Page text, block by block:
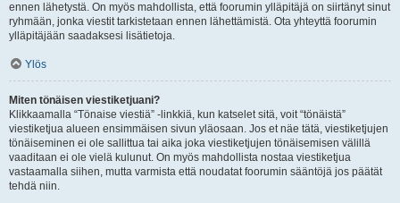
ennen lähetystä. On myös mahdollista, että foorumin ylläpitäjä on siirtänyt sinut
ryhmään, jonka viestit tarkistetaan ennen lähettämistä. Ota yhteyttä foorumin
ylläpitäjään saadaksesi lisätietoja.
Ylös
Miten tönäisen viestiketjuani?
Klikkaamalla “Tönaise viestiä” -linkkiä, kun katselet sitä, voit “tönäistä”
viestiketjua alueen ensimmäisen sivun yläosaan. Jos et näe tätä, viestiketjujen
tönäiseminen ei ole sallittua tai aika joka viestiketjujen tönäisemisen välillä
vaaditaan ei ole vielä kulunut. On myös mahdollista nostaa viestiketjua
vastaamalla siihen, mutta varmista että noudatat foorumin sääntöjä jos päätät
tehdä niin.